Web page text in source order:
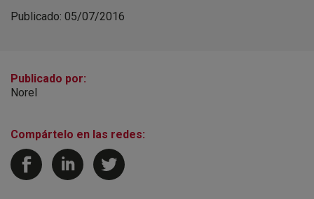
Publicado: 05/07/2016
Publicado por:
Norel
Compártelo en las redes: